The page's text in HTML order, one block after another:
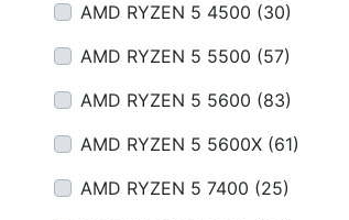
AMD RYZEN 5 4500 (30)
AMD RYZEN 5 5500 (57)
AMD RYZEN 5 5600 (83)
AMD RYZEN 5 5600X (61)
AMD RYZEN 5 7400 (25)